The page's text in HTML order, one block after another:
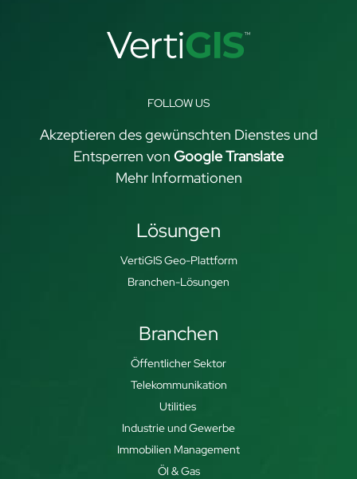
FOLLOW US
Akzeptieren des gewünschten Dienstes und
Entsperren von Google Translate
Mehr Informationen
Lösungen
VertiGIS Geo-Plattform
Branchen-Lösungen
Branchen
Öffentlicher Sektor
Telekommunikation
Utilities
Industrie und Gewerbe
Immobilien Management
Öl & Gas